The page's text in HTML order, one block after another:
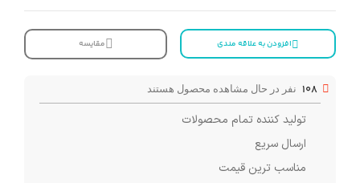
افزودن به علاقه مندی مقایسه
108 نفر در حال مشاهده محصول هستند
تولید کننده تمام محصولات
ارسال سریع
مناسب ترین قیمت